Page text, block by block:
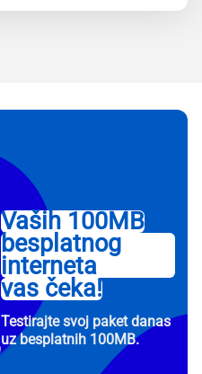
Vaših 100MB
besplatnog
interneta
vas čeka!
Testirajte svoj paket danas
uz besplatnih 100MB.